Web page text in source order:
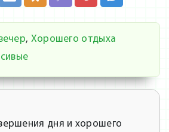
, Хорошего отдыха
дня и хорошего